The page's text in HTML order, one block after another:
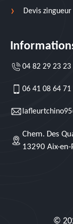
Devis zingueur
04 82 29 23 23
06 41 08 64 71
Chem. Des
13290 Aix-en-
©